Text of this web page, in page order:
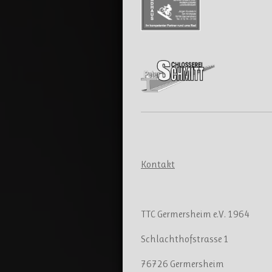
Kontakt
TTC Germersheim e.V. 1964
Schlachthofstrasse 1
76726 Germersheim